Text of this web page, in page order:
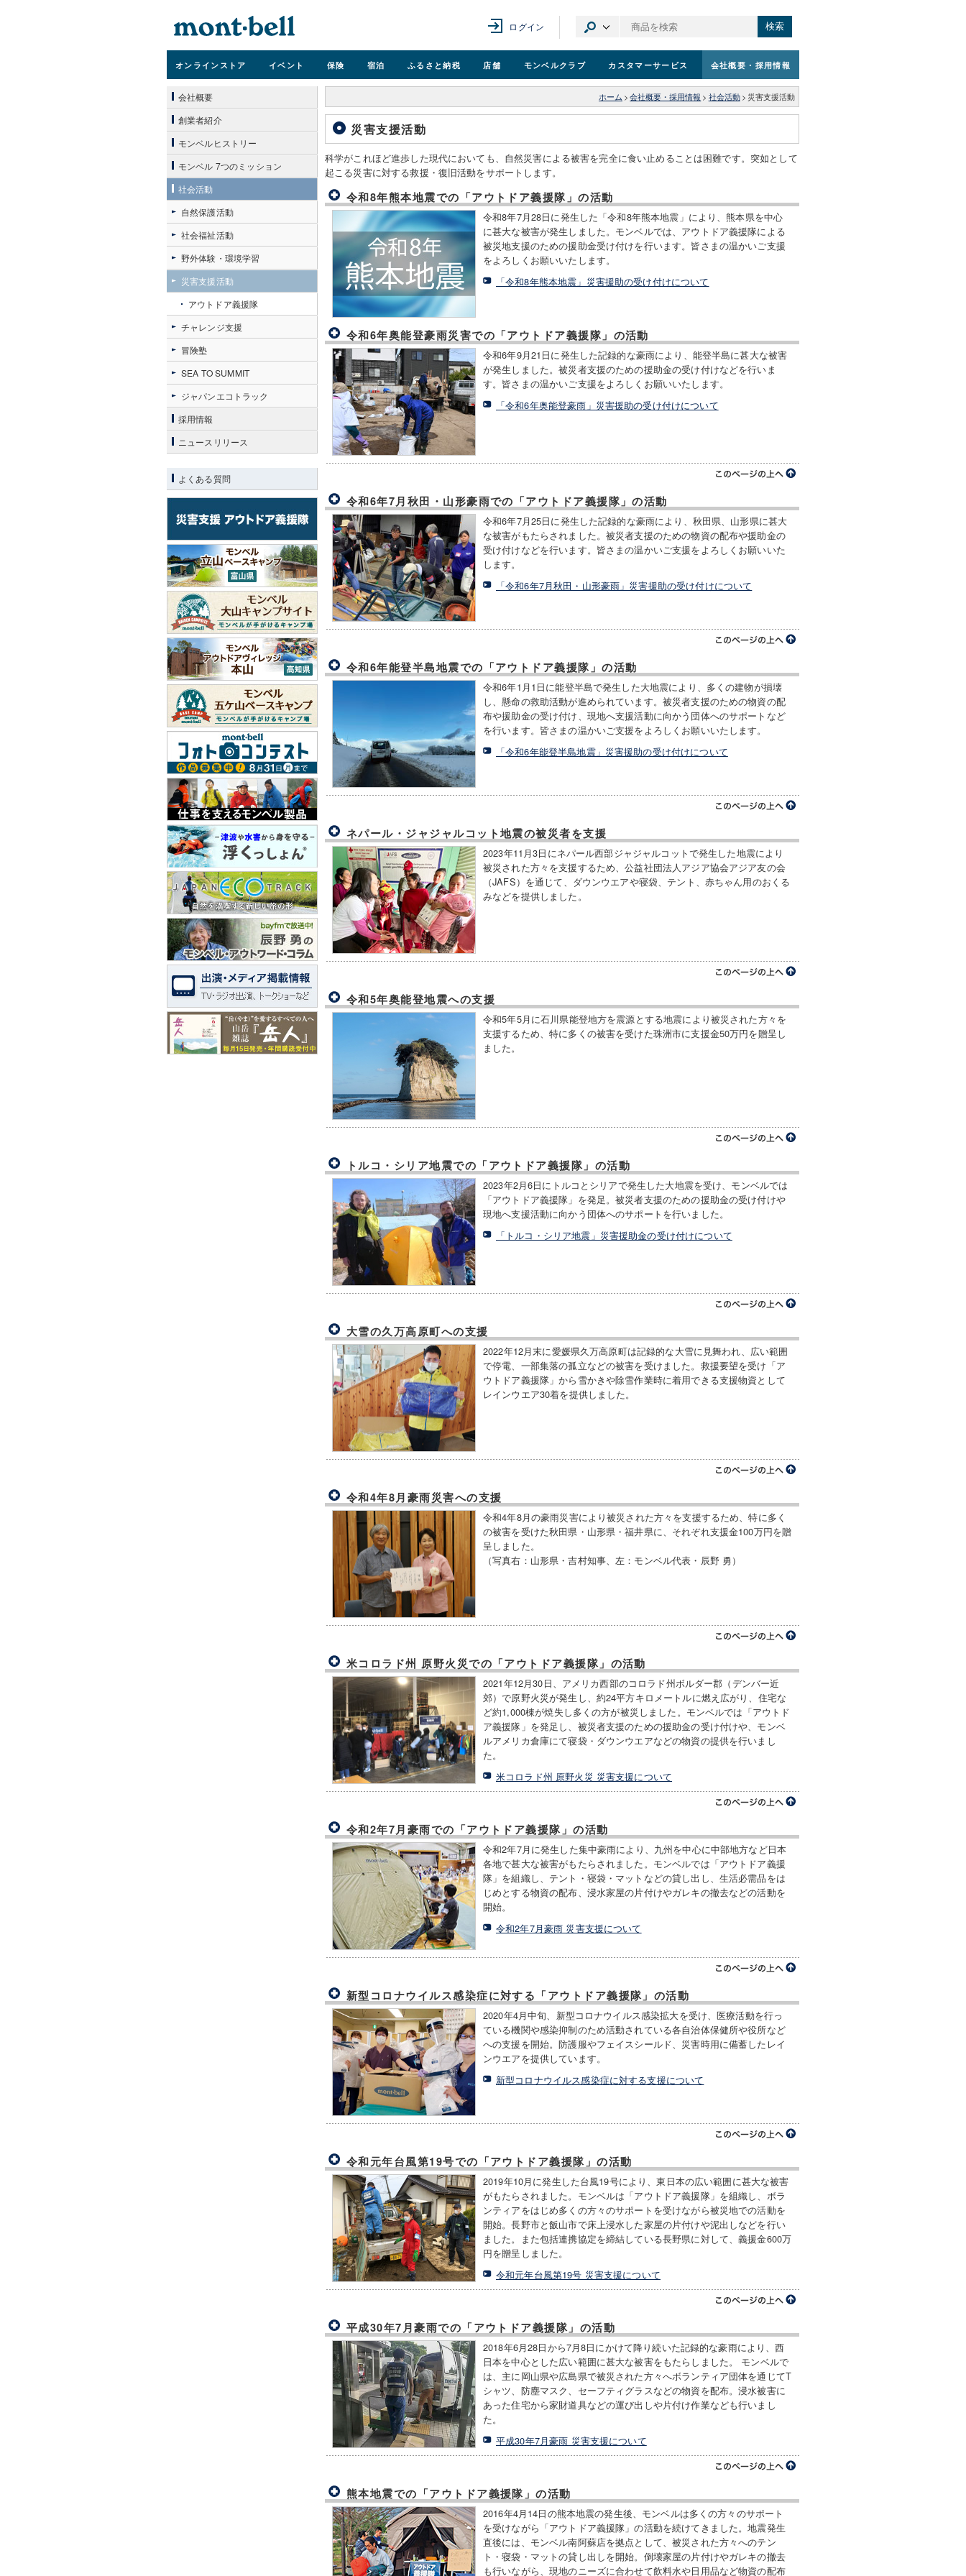
ログイン 検索
オンラインストア イベント 保険 宿泊 ふるさと納税 店舗 モンベルクラブ カスタマーサービス 会社概要 ・採用情報
ホーム > 会社概要・採用情報 > 社会活動 > 災害支援活動
災害支援活動
科学がこれほど進歩した現代においても、自然災害による被害を完全に食い止めることは困難です。突如として
起こる災害に対する救援・復旧活動をサポートします。
令和8年熊本地震での「アウトドア義援隊」の活動
令和8年7月28日に発生した「令和8年熊本地震」により、熊本県を中心
に甚大な被害が発生しました。モンベルでは、アウトドア義援隊による
被災地支援のための援助金受け付けを行います。皆さまの温かいご支援
をよろしくお願いいたします。
「令和8年熊本地震」災害援助の受け付けについて
令和6年奥能登豪雨災害での「アウトドア義援隊」の活動
令和6年9月21日に発生した記録的な豪雨により、能登半島に甚大な被害
が発生しました。被災者支援のための援助金の受け付けなどを行いま
す。皆さまの温かいご支援をよろしくお願いいたします。
「令和6年奥能登豪雨」災害援助の受け付けについて
令和6年7月秋田・山形豪雨での「アウトドア義援隊」の活動
令和6年7月25日に発生した記録的な豪雨により、秋田県、山形県に甚大
な被害がもたらされました。被災者支援のための物資の配布や援助金の
受け付けなどを行います。皆さまの温かいご支援をよろしくお願いいた
します。
「令和6年7月秋田・山形豪雨」災害援助の受け付けについて
令和6年能登半島地震での「アウトドア義援隊」の活動
令和6年1月1日に能登半島で発生した大地震により、多くの建物が損壊
し、懸命の救助活動が進められています。被災者支援のための物資の配
布や援助金の受け付け、現地へ支援活動に向かう団体へのサポートなど
を行います。皆さまの温かいご支援をよろしくお願いいたします。
「令和6年能登半島地震」災害援助の受け付けについて
ネパール・ジャジャルコット地震の被災者を支援
2023年11月3日にネパール西部ジャジャルコットで発生した地震により
被災された方々を支援するため、公益社団法人アジア協会アジア友の会
（JAFS）を通じて、ダウンウエアや寝袋、テント、赤ちゃん用のおくる
みなどを提供しました。
令和5年奥能登地震への支援
令和5年5月に石川県能登地方を震源とする地震により被災された方々を
支援するため、特に多くの被害を受けた珠洲市に支援金50万円を贈呈し
ました。
トルコ・シリア地震での「アウトドア義援隊」の活動
2023年2月6日にトルコとシリアで発生した大地震を受け、モンベルでは
「アウトドア義援隊」を発足。被災者支援のための援助金の受け付けや
現地へ支援活動に向かう団体へのサポートを行いました。
「トルコ・シリア地震」災害援助金の受け付けについて
大雪の久万高原町への支援
2022年12月末に愛媛県久万高原町は記録的な大雪に見舞われ、広い範囲
で停電、一部集落の孤立などの被害を受けました。救援要望を受け「ア
ウトドア義援隊」から雪かきや除雪作業時に着用できる支援物資として
レインウエア30着を提供しました。
令和4年8月豪雨災害への支援
令和4年8月の豪雨災害により被災された方々を支援するため、特に多く
の被害を受けた秋田県・山形県・福井県に、それぞれ支援金100万円を贈
呈しました。
（写真右：山形県・吉村知事、左：モンベル代表・辰野 勇）
米コロラド州 原野火災での「アウトドア義援隊」の活動
2021年12月30日、アメリカ西部のコロラド州ボルダー郡（デンバー近
郊）で原野火災が発生し、約24平方キロメートルに燃え広がり、住宅な
ど約1,000棟が焼失し多くの方が被災しました。モンベルでは「アウトド
ア義援隊」を発足し、被災者支援のための援助金の受け付けや、モンベ
ルアメリカ倉庫にて寝袋・ダウンウエアなどの物資の提供を行いまし
た。
米コロラド州 原野火災 災害支援について
令和2年7月豪雨での「アウトドア義援隊」の活動
令和2年7月に発生した集中豪雨により、九州を中心に中部地方など日本
各地で甚大な被害がもたらされました。モンベルでは「アウトドア義援
隊」を組織し、テント・寝袋・マットなどの貸し出し、生活必需品をは
じめとする物資の配布、浸水家屋の片付けやガレキの撤去などの活動を
開始。
令和2年7月豪雨 災害支援について
新型コロナウイルス感染症に対する「アウトドア義援隊」の活動
2020年4月中旬、新型コロナウイルス感染拡大を受け、医療活動を行っ
ている機関や感染抑制のため活動されている各自治体保健所や役所など
への支援を開始。防護服やフェイスシールド、災害時用に備蓄したレイ
ンウエアを提供しています。
新型コロナウイルス感染症に対する支援について
令和元年台風第19号での「アウトドア義援隊」の活動
2019年10月に発生した台風19号により、東日本の広い範囲に甚大な被害
がもたらされました。モンベルは「アウトドア義援隊」を組織し、ボラ
ンティアをはじめ多くの方々のサポートを受けながら被災地での活動を
開始。長野市と飯山市で床上浸水した家屋の片付けや泥出しなどを行い
ました。また包括連携協定を締結している長野県に対して、義援金600万
円を贈呈しました。
令和元年台風第19号 災害支援について
平成30年7月豪雨での「アウトドア義援隊」の活動
2018年6月28日から7月8日にかけて降り続いた記録的な豪雨により、西
日本を中心とした広い範囲に甚大な被害をもたらしました。 モンベルで
は、主に岡山県や広島県で被災された方々へボランティア団体を通じてT
シャツ、防塵マスク、セーフティグラスなどの物資を配布。浸水被害に
あった住宅から家財道具などの運び出しや片付け作業なども行いまし
た。
平成30年7月豪雨 災害支援について
熊本地震での「アウトドア義援隊」の活動
2016年4月14日の熊本地震の発生後、モンベルは多くの方々のサポート
を受けながら「アウトドア義援隊」の活動を続けてきました。地震発生
直後には、モンベル南阿蘇店を拠点として、被災された方々へのテン
ト・寝袋・マットの貸し出しを開始。倒壊家屋の片付けやガレキの撤去
も行いながら、現地のニーズに合わせて飲料水や日用品など物資の配布
会社概要
創業者紹介
モンベルヒストリー
モンベル 7つのミッション
社会活動
自然保護活動
社会福祉活動
野外体験・環境学習
災害支援活動
アウトドア義援隊
チャレンジ支援
冒険塾
SEA TO SUMMIT
ジャパンエコトラック
採用情報
ニュースリリース
よくある質問